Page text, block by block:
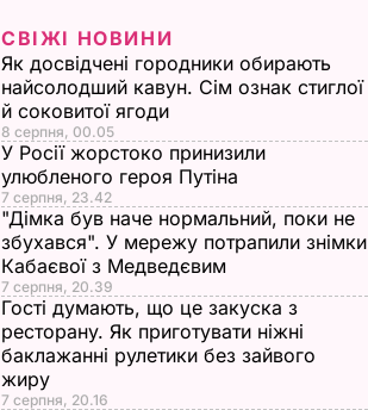
СВІЖІ НОВИНИ
Як досвідчені городники обирають
найсолодший кавун. Сім ознак стиглої
й соковитої ягоди
8 серпня, 00.05
У Росії жорстоко принизили
улюбленого героя Путіна
7 серпня, 23.42
"Дімка був наче нормальний, поки не
збухався". У мережу потрапили знімки
Кабаєвої з Медведєвим
7 серпня, 20.39
Гості думають, що це закуска з
ресторану. Як приготувати ніжні
баклажанні рулетики без зайвого
жиру
7 серпня, 20.16